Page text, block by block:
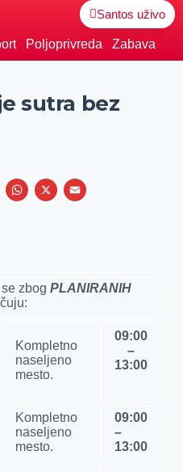
Santos uživo
Poljoprivreda Zabava
sutra bez
W
p
X
E
l
se zbog PLANIRANIH
Kompletno
naselјeno
mesto.
09:00
–
13:00
Kompletno
naselјeno
mesto.
09:00
–
13:00